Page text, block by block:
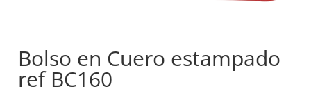
Bolso en Cuero estampado
ref BC160